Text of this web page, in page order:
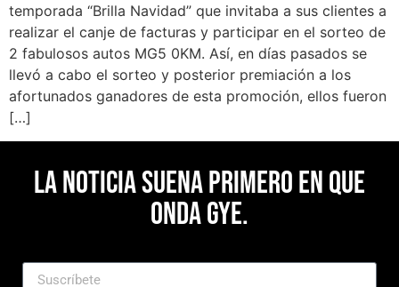
temporada “Brilla Navidad” que invitaba a sus clientes a
realizar el canje de facturas y participar en el sorteo de
2 fabulosos autos MG5 0KM. Así, en días pasados se
llevó a cabo el sorteo y posterior premiación a los
afortunados ganadores de esta promoción, ellos fueron
[…]
La noticia suena primero en Que
Onda Gye.